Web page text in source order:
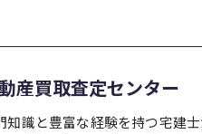
産買取査定センター
知識と豊富な経験を持つ宅建